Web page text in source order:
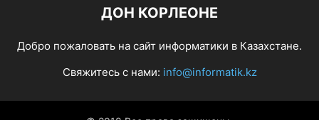
ДОН КОРЛЕОНЕ
Добро пожаловать на сайт информатики в Казахстане.
Свяжитесь с нами: info@informatik.kz